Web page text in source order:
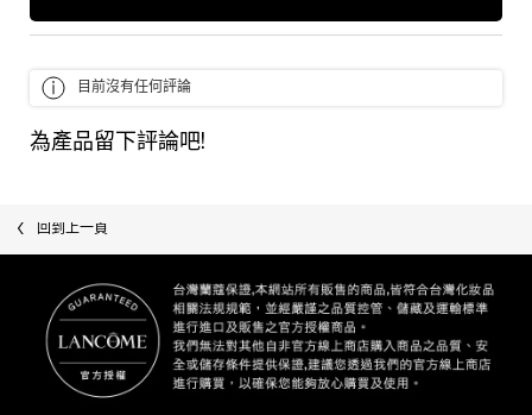
目前沒有任何評論
為產品留下評論吧!
回到上一頁